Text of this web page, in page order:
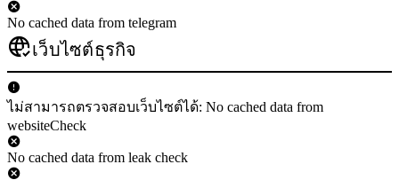
No cached data from telegram
เว็บไซต์ธุรกิจ
ไม่สามารถตรวจสอบเว็บไซต์ได้: No cached data from
websiteCheck
No cached data from leak check